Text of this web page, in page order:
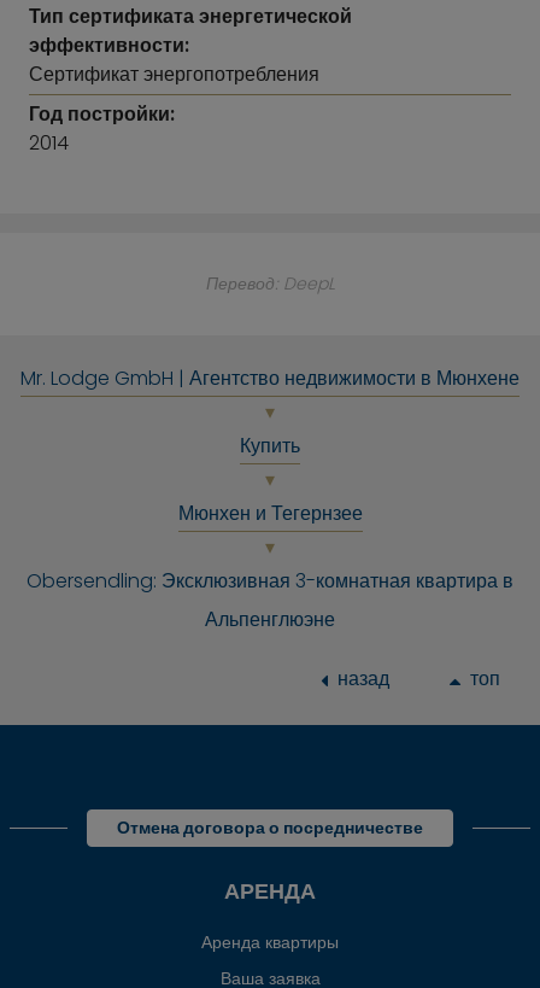
Тип сертификата энергетической
эффективности:
Сертификат энергопотребления
Год постройки:
2014
Перевод: DeepL
Mr. Lodge GmbH | Агентство недвижимости в Мюнхене
Купить
Мюнхен и Тегернзее
Obersendling: Эксклюзивная 3-комнатная квартира в
Альпенглюэне
назад топ
Отмена договора о посредничестве
АРЕНДА
Аренда квартиры
Ваша заявка